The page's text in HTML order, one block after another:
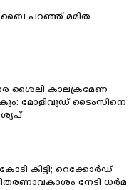
പറഞ്ഞ് മമിത
ശൈലി കാലക്രമേണ
മോളിവുഡ് ടൈംസിനെ
കോടി കിട്ടി; റെക്കോർഡ്
നേടി ധർമ